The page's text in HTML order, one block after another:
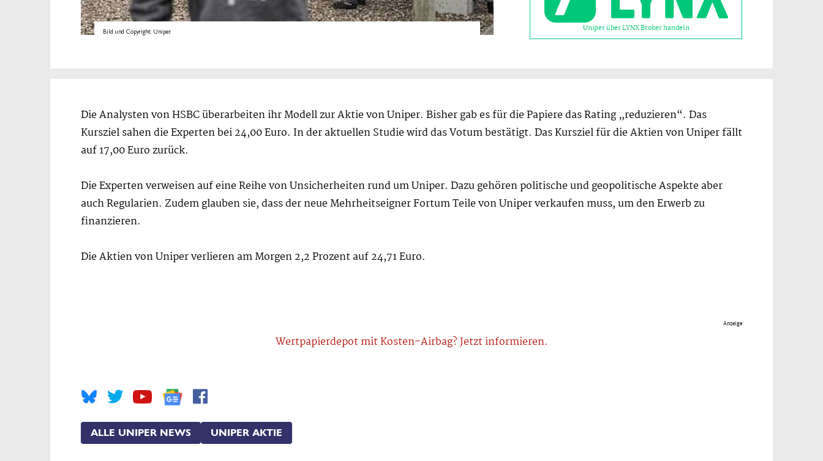
Bild und Copyright: Uniper. Uniper über LYNX Broker handeln
Die Analysten von HSBC überarbeiten ihr Modell zur Aktie von Uniper. Bisher gab es für die Papiere das Rating „reduzieren“. Das
Kursziel sahen die Experten bei 24,00 Euro. In der aktuellen Studie wird das Votum bestätigt. Das Kursziel für die Aktien von Uniper fällt
auf 17,00 Euro zurück.
Die Experten verweisen auf eine Reihe von Unsicherheiten rund um Uniper. Dazu gehören politische und geopolitische Aspekte aber
auch Regularien. Zudem glauben sie, dass der neue Mehrheitseigner Fortum Teile von Uniper verkaufen muss, um den Erwerb zu
finanzieren.
Die Aktien von Uniper verlieren am Morgen 2,2 Prozent auf 24,71 Euro.
Anzeige
Wertpapierdepot mit Kosten-Airbag? Jetzt informieren.
ALLE UNIPER NEWS UNIPER AKTIE